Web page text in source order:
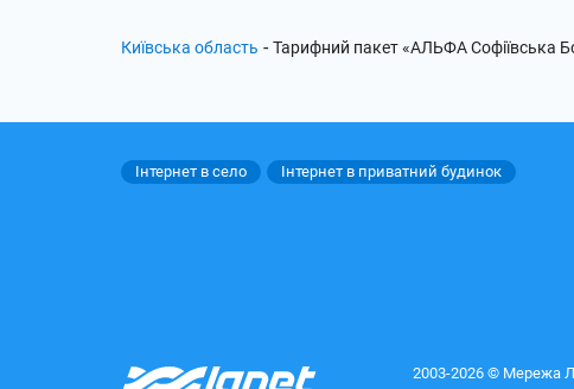
Київська область - Тарифний пакет «АЛЬФА Софіївська
2003-2026 © Мережа
Інтернет в село Інтернет в приватний будинок